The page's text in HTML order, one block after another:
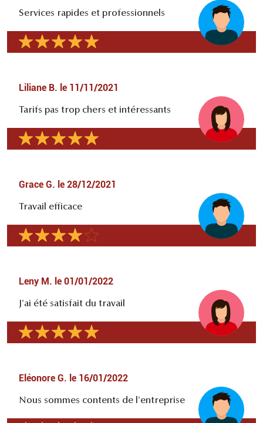
Services rapides et professionnels
Liliane B. le 11/11/2021
Tarifs pas trop chers et intéressants
Grace G. le 28/12/2021
Travail efficace
Leny M. le 01/01/2022
J'ai été satisfait du travail
Eléonore G. le 16/01/2022
Nous sommes contents de l'entreprise